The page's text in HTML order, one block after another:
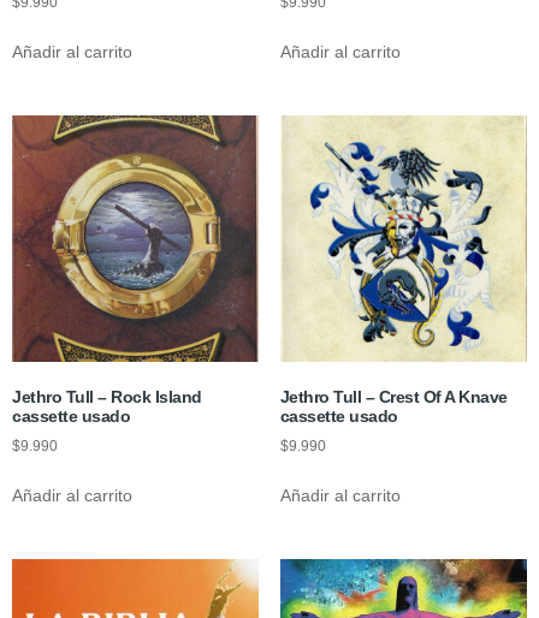
Añadir al carrito Añadir al carrito
Jethro Tull – Rock Island
cassette usado
$9.990
Añadir al carrito
Jethro Tull – Crest Of A Knave
cassette usado
$9.990
Añadir al carrito